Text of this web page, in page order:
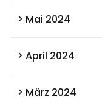
Mai 2024
April 2024
März 2024